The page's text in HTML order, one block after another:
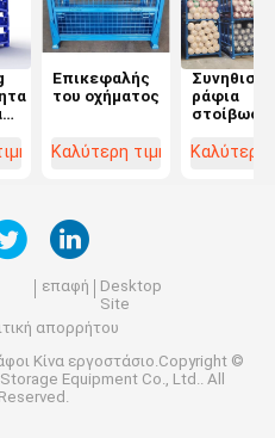
Επικεφαλής
του οχήματος
Καλύτερη τιμή
ράφια
σκόνης για
Καλύτερη
επαφή
Desktop
Site
απορρήτου
Κίνα εργοστάσιο.Copyright ©
Equipment Co., Ltd.. All